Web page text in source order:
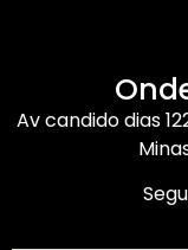
Av candido dias